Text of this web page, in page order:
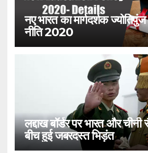
नए भारत का मार्गदर्शक ज्योतिपुंज
नीति 2020
लद्दाख बॉर्डर पर भारत और
बीच हुई जबरदस्त भिड़ंत